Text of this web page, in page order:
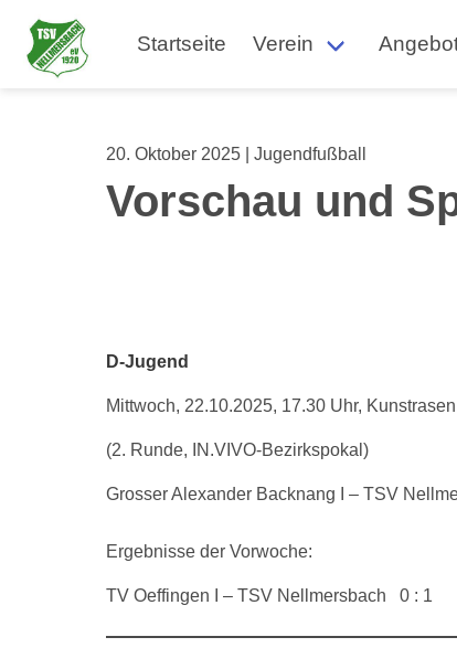
Startseite Verein
20. Oktober 2025 | Jugendfußball
Vorschau und
D-Jugend
Mittwoch, 22.10.2025, 17.30 Uhr,
(2. Runde, IN.VIVO-Bezirkspokal)
Grosser Alexander Backnang I – TSV
Ergebnisse der Vorwoche:
TV Oeffingen I – TSV Nellmersbach 0 : 1